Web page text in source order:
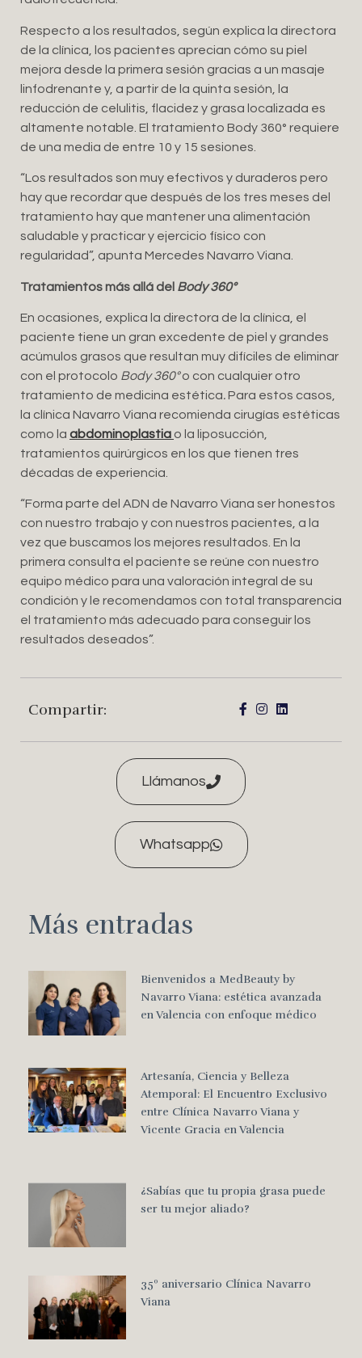
Respecto a los resultados, según explica la directora
de la clínica, los pacientes aprecian cómo su piel
mejora desde la primera sesión gracias a un masaje
linfodrenante y, a partir de la quinta sesión, la
reducción de celulitis, flacidez y grasa localizada es
altamente notable. El tratamiento Body 360° requiere
de una media de entre 10 y 15 sesiones.
“Los resultados son muy efectivos y duraderos pero
hay que recordar que después de los tres meses del
tratamiento hay que mantener una alimentación
saludable y practicar y ejercicio físico con
regularidad”, apunta Mercedes Navarro Viana.
Tratamientos más allá del Body 360°
En ocasiones, explica la directora de la clínica, el
paciente tiene un gran excedente de piel y grandes
acúmulos grasos que resultan muy difíciles de eliminar
con el protocolo Body 360°o con cualquier otro
tratamiento de medicina estética.Para estos casos,
la clínica Navarro Viana recomienda cirugías estéticas
como la abdominoplastia o la liposucción,
tratamientos quirúrgicos en los que tienen tres
décadas de experiencia.
“Forma parte del ADN de Navarro Viana ser honestos
con nuestro trabajo y con nuestros pacientes, a la
vez que buscamos los mejores resultados. En la
primera consulta el paciente se reúne con nuestro
equipo médico para una valoración integral de su
condición y le recomendamos con total transparencia
el tratamiento más adecuado para conseguir los
resultados deseados”.
Compartir:
Llámanos
Whatsapp
Más entradas
Bienvenidos a MedBeauty by
Navarro Viana: estética avanzada
en Valencia con enfoque médico
Artesanía, Ciencia y Belleza
Atemporal: El Encuentro Exclusivo
entre Clínica Navarro Viana y
Vicente Gracia en Valencia
¿Sabías que tu propia grasa puede
ser tu mejor aliado?
35º aniversario Clínica Navarro
Viana